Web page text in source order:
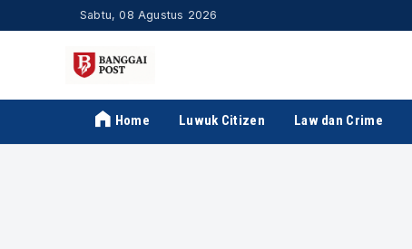
Sabtu, 08 Agustus 2026
Home Luwuk Citizen Law dan Crime